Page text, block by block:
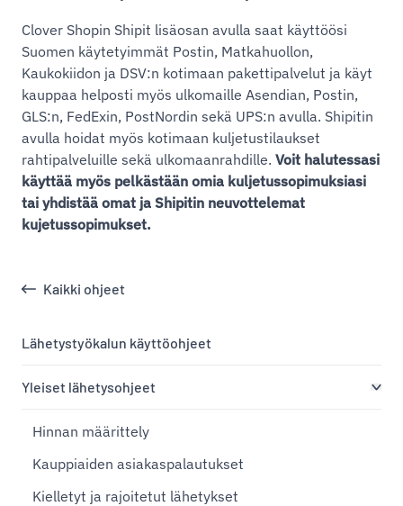
Kaikki ohjeet
Lähetystyökalun käyttöohjeet
Yleiset lähetysohjeet
Hinnan määrittely
Kauppiaiden asiakaspalautukset
Kielletyt ja rajoitetut lähetykset
Clover Shopin Shipit lisäosan avulla saat käyttöösi
Suomen käytetyimmät Postin, Matkahuollon,
Kaukokiidon ja DSV:n kotimaan pakettipalvelut ja käyt
kauppaa helposti myös ulkomaille Asendian, Postin,
GLS:n, FedExin, PostNordin sekä UPS:n avulla. Shipitin
avulla hoidat myös kotimaan kuljetustilaukset
rahtipalveluille sekä ulkomaanrahdille. Voit halutessasi
käyttää myös pelkästään omia kuljetussopimuksiasi
tai yhdistää omat ja Shipitin neuvottelemat
kujetussopimukset.